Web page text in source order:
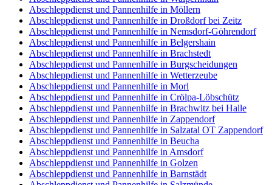
Abschleppdienst und Pannenhilfe in Möllern
Abschleppdienst und Pannenhilfe in Droßdorf bei Zeitz
Abschleppdienst und Pannenhilfe in Nemsdorf-Göhrendorf
Abschleppdienst und Pannenhilfe in Belgershain
Abschleppdienst und Pannenhilfe in Brachstedt
Abschleppdienst und Pannenhilfe in Burgscheidungen
Abschleppdienst und Pannenhilfe in Wetterzeube
Abschleppdienst und Pannenhilfe in Morl
Abschleppdienst und Pannenhilfe in Crölpa-Löbschütz
Abschleppdienst und Pannenhilfe in Brachwitz bei Halle
Abschleppdienst und Pannenhilfe in Zappendorf
Abschleppdienst und Pannenhilfe in Salzatal OT Zappendorf
Abschleppdienst und Pannenhilfe in Beucha
Abschleppdienst und Pannenhilfe in Amsdorf
Abschleppdienst und Pannenhilfe in Golzen
Abschleppdienst und Pannenhilfe in Barnstädt